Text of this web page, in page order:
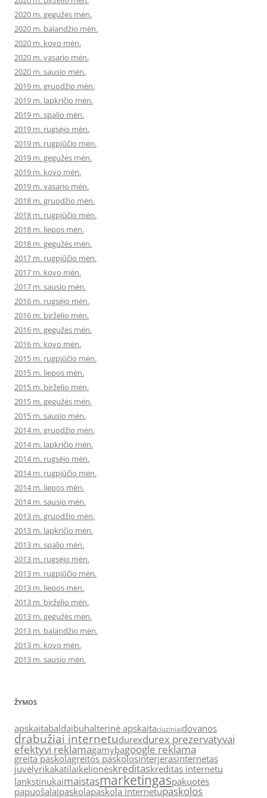
2020 m. gegužės mėn.
2020 m. balandžio mėn.
2020 m. kovo mėn.
2020 m. vasario mėn.
2020 m. sausio mėn.
2019 m. gruodžio mėn.
2019 m. lapkričio mėn.
2019 m. spalio mėn.
2019 m. rugsėjo mėn.
2019 m. rugpjūčio mėn.
2019 m. gegužės mėn.
2019 m. kovo mėn.
2019 m. vasario mėn.
2018 m. gruodžio mėn.
2018 m. rugpjūčio mėn.
2018 m. liepos mėn.
2018 m. gegužės mėn.
2017 m. rugpjūčio mėn.
2017 m. kovo mėn.
2017 m. sausio mėn.
2016 m. rugsėjo mėn.
2016 m. birželio mėn.
2016 m. gegužės mėn.
2016 m. kovo mėn.
2015 m. rugpjūčio mėn.
2015 m. liepos mėn.
2015 m. birželio mėn.
2015 m. gegužės mėn.
2015 m. sausio mėn.
2014 m. gruodžio mėn.
2014 m. lapkričio mėn.
2014 m. rugsėjo mėn.
2014 m. rugpjūčio mėn.
2014 m. liepos mėn.
2014 m. sausio mėn.
2013 m. gruodžio mėn.
2013 m. lapkričio mėn.
2013 m. spalio mėn.
2013 m. rugsėjo mėn.
2013 m. rugpjūčio mėn.
2013 m. liepos mėn.
2013 m. birželio mėn.
2013 m. gegužės mėn.
2013 m. balandžio mėn.
2013 m. kovo mėn.
2013 m. sausio mėn.
ŽYMOS
apskaitabaldaibuhalterinė apskaitaciuziniaidovanos
drabužiai internetudurexdurex prezervatyvai
efektyvi reklamagamybagoogle reklama
greita paskolagreitos paskolosinterjerasinternetas
juvelyrikakatilaikelionėskreditaskreditas internetu
lankstinukaimaistasmarketingaspakuotės
papuošalaipaskolapaskola internetupaskolos